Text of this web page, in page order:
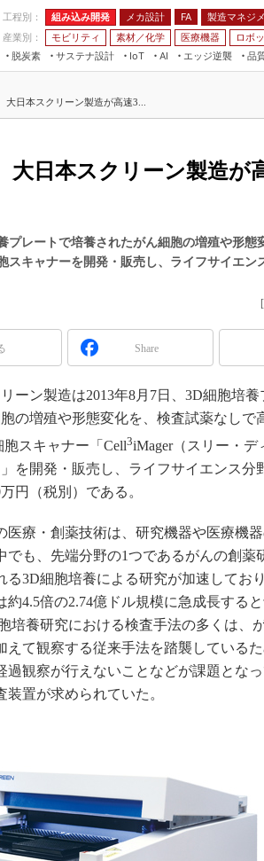
工程別： 組み込み開発 メカ設計 FA 製造マネジ
産業別：
モビリティ 素材／化学 医療機器 ロボ
脱炭素
サステナ設計
IoT
AI
備保全
エッジ逆襲 品
JIMTOF
IIFES
TECHNO-FRONTIER
EdgeTech+
AUTOMOTIVE WORLD
産業オープンネット展
フィールドサービス
組み込み画像技術
組み込みモデリング
ISO26262
3Dプリンタ
製造業ビッグデータ
植物工場
知財マネジメント
海外生産
グローバル設計・開発
FA
大日本スクリーン製造が高速3...
大日本スクリーン製造が
プレートで培養されたがん細胞の増殖や形態
スキャナーを開発・販売し、ライフサイエン
Share
ーン製造は2013年8月7日、3D細胞培養
の増殖や形態変化を、検査試薬なしで
スキャナー「Cell3iMager（スリー・デ
を開発・販売し、ライフサイエンス分
円（税別）である。
療・創薬技術は、研究機器や医療機
でも、先端分野の1つであるがんの創薬
3D細胞培養による研究が加速してお
約4.5倍の2.74億ドル規模に急成長する
培養研究における検査手法の多くは、
えて観察する従来手法を踏襲している
過観察が行えないことなどが課題とな
置が求められていた。